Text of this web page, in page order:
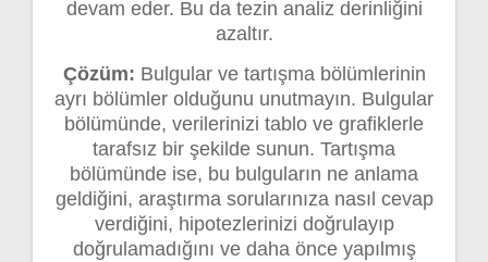
devam eder. Bu da tezin analiz derinliğini
azaltır.
Çözüm: Bulgular ve tartışma bölümlerinin
ayrı bölümler olduğunu unutmayın. Bulgular
bölümünde, verilerinizi tablo ve grafiklerle
tarafsız bir şekilde sunun. Tartışma
bölümünde ise, bu bulguların ne anlama
geldiğini, araştırma sorularınıza nasıl cevap
verdiğini, hipotezlerinizi doğrulayıp
doğrulamadığını ve daha önce yapılmış